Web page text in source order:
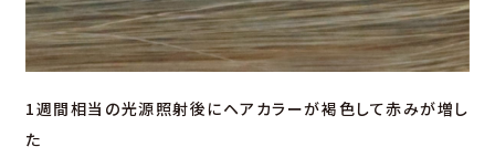
1週間相当の光源照射後にヘアカラーが褐色して赤みが増し
た